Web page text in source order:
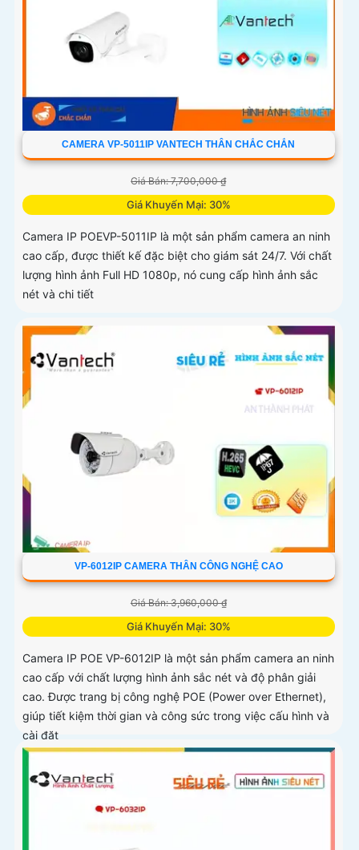
CAMERA VP-5011IP VANTECH THÂN CHẮC CHẮN
Giá Bán: 7,700,000 ₫
Giá Khuyến Mại: 30%
Camera IP POEVP-5011IP là một sản phẩm camera an ninh
cao cấp, được thiết kế đặc biệt cho giám sát 24/7. Với chất
lượng hình ảnh Full HD 1080p, nó cung cấp hình ảnh sắc
nét và chi tiết
VP-6012IP CAMERA THÂN CÔNG NGHỆ CAO
Giá Bán: 3,960,000 ₫
Giá Khuyến Mại: 30%
Camera IP POE VP-6012IP là một sản phẩm camera an ninh
cao cấp với chất lượng hình ảnh sắc nét và độ phân giải
cao. Được trang bị công nghệ POE (Power over Ethernet),
giúp tiết kiệm thời gian và công sức trong việc cấu hình và
cài đặt